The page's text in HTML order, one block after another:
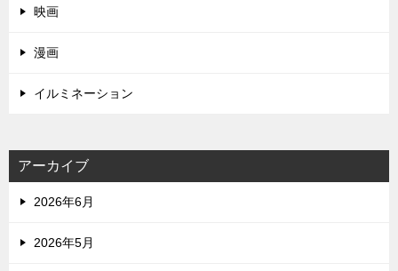
映画
漫画
イルミネーション
アーカイブ
2026年6月
2026年5月